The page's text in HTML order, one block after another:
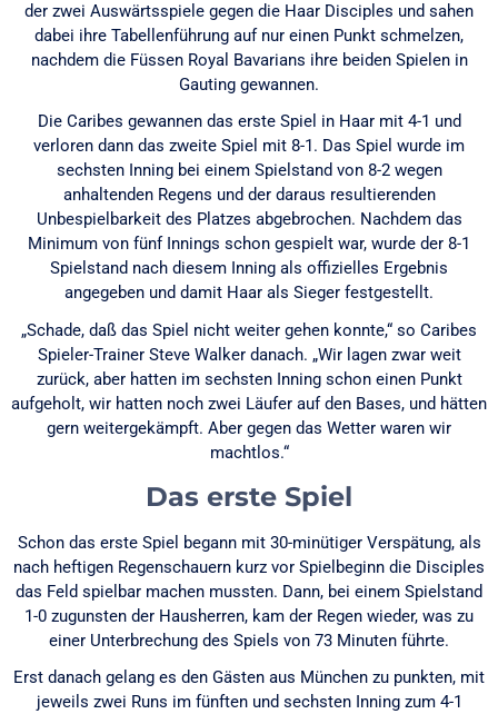
der zwei Auswärtsspiele gegen die Haar Disciples und sahen
dabei ihre Tabellenführung auf nur einen Punkt schmelzen,
nachdem die Füssen Royal Bavarians ihre beiden Spielen in
Gauting gewannen.
Die Caribes gewannen das erste Spiel in Haar mit 4-1 und
verloren dann das zweite Spiel mit 8-1. Das Spiel wurde im
sechsten Inning bei einem Spielstand von 8-2 wegen
anhaltenden Regens und der daraus resultierenden
Unbespielbarkeit des Platzes abgebrochen. Nachdem das
Minimum von fünf Innings schon gespielt war, wurde der 8-1
Spielstand nach diesem Inning als offizielles Ergebnis
angegeben und damit Haar als Sieger festgestellt.
„Schade, daß das Spiel nicht weiter gehen konnte,“ so Caribes
Spieler-Trainer Steve Walker danach. „Wir lagen zwar weit
zurück, aber hatten im sechsten Inning schon einen Punkt
aufgeholt, wir hatten noch zwei Läufer auf den Bases, und hätten
gern weitergekämpft. Aber gegen das Wetter waren wir
machtlos.“
Das erste Spiel
Schon das erste Spiel begann mit 30-minütiger Verspätung, als
nach heftigen Regenschauern kurz vor Spielbeginn die Disciples
das Feld spielbar machen mussten. Dann, bei einem Spielstand
1-0 zugunsten der Hausherren, kam der Regen wieder, was zu
einer Unterbrechung des Spiels von 73 Minuten führte.
Erst danach gelang es den Gästen aus München zu punkten, mit
jeweils zwei Runs im fünften und sechsten Inning zum 4-1